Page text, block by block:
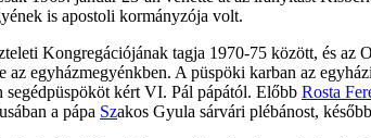
is apostoli kormányzója volt.
Kongregációjának tagja 1970-75 között, és
egyházmegyénkben. A püspöki karban az
segédpüspököt kért VI. Pál pápától. Előbb Rosta
a pápa Szakos Gyula sárvári plébánost,